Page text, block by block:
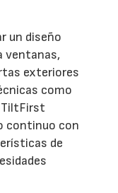
un diseño
ventanas,
exteriores
como
TiltFirst
continuo con
de